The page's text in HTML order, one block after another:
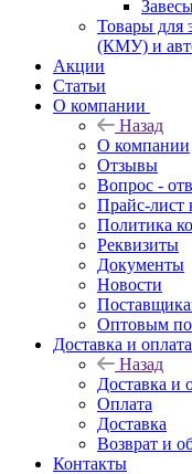
Товары для
(КМУ) и
Акции
Статьи
О компании
Назад
О компании
Отзывы
Вопрос -
Прайс-лист
Политика
Реквизиты
Документы
Новости
Оптовым
Доставка и оплата
Назад
Доставка и
Оплата
Доставка
Возврат и
Контакты